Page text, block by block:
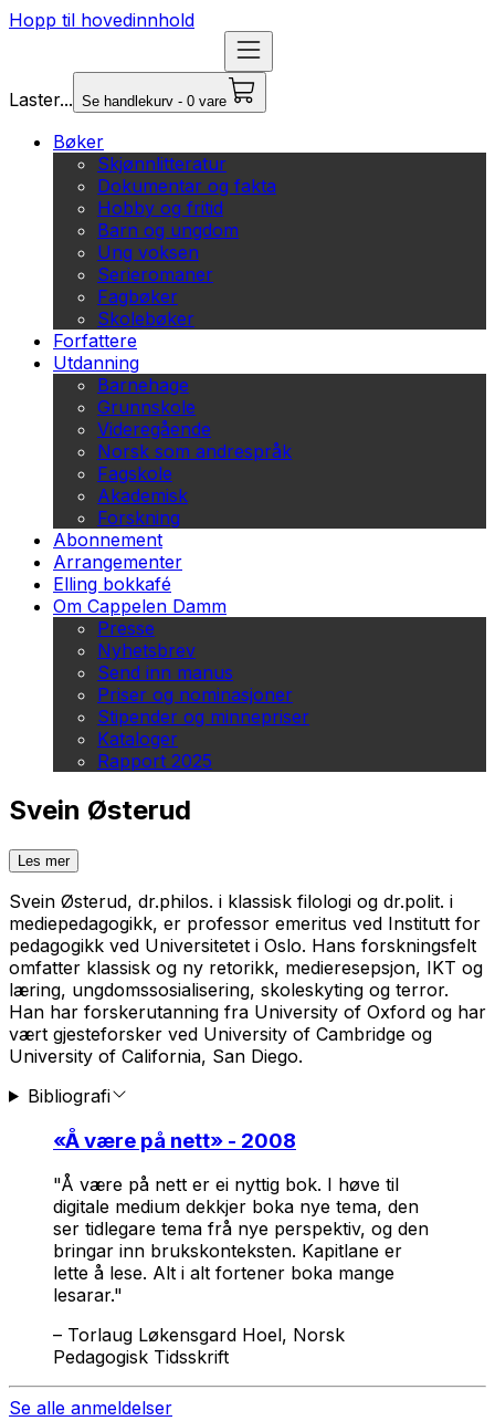
Hopp til hovedinnhold
Laster... Se handlekurv - 0 vare
Bøker
Skjønnlitteratur
Dokumentar og fakta
Hobby og fritid
Barn og ungdom
Ung voksen
Serieromaner
Fagbøker
Skolebøker
Forfattere
Utdanning
Barnehage
Grunnskole
Videregående
Norsk som andrespråk
Fagskole
Akademisk
Forskning
Abonnement
Arrangementer
Elling bokkafé
Om Cappelen Damm
Presse
Nyhetsbrev
Send inn manus
Priser og nominasjoner
Stipender og minnepriser
Kataloger
Rapport 2025
Svein Østerud
Les mer
Svein Østerud, dr.philos. i klassisk filologi og dr.polit. i
mediepedagogikk, er professor emeritus ved Institutt for
pedagogikk ved Universitetet i Oslo. Hans forskningsfelt
omfatter klassisk og ny retorikk, medieresepsjon, IKT og
læring, ungdomssosialisering, skoleskyting og terror.
Han har forskerutanning fra University of Oxford og har
vært gjesteforsker ved University of Cambridge og
University of California, San Diego.
Bibliografi
«Å være på nett» - 2008
"Å være på nett er ei nyttig bok. I høve til
digitale medium dekkjer boka nye tema, den
ser tidlegare tema frå nye perspektiv, og den
bringar inn brukskonteksten. Kapitlane er
lette å lese. Alt i alt fortener boka mange
lesarar."
– Torlaug Løkensgard Hoel, Norsk
Pedagogisk Tidsskrift
Se alle anmeldelser